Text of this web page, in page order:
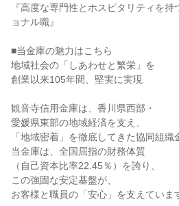
『高度な専門性とホスピタリティを
ョナル職』
■当金庫の魅力はこちら
地域社会の「しあわせと繁栄」を
創業以来105年間、堅実に実現
観音寺信用金庫は、香川県西部・
愛媛県東部の地域経済を支え、
「地域密着」を徹底してきた協同組織
当金庫は、全国屈指の財務体質
（自己資本比率22.45％）を誇り、
この強固な安定基盤が、
お客様と職員の「安心」を支えていま